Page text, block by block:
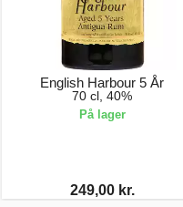
English Harbour 5 År
70 cl, 40%
På lager
249,00 kr.